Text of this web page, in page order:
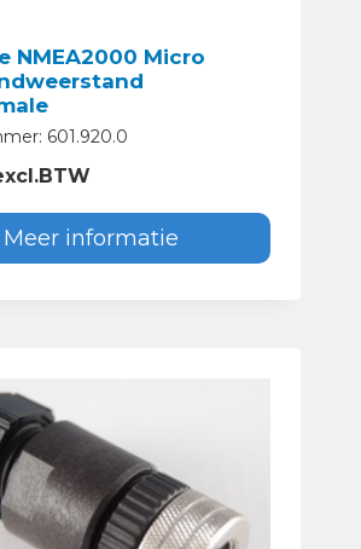
NMEA2000 Micro
601.920.0
Meer informatie